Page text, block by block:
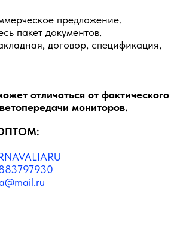
предложение.
пакет документов.
договор, спецификация,
отличаться от фактического
мониторов.